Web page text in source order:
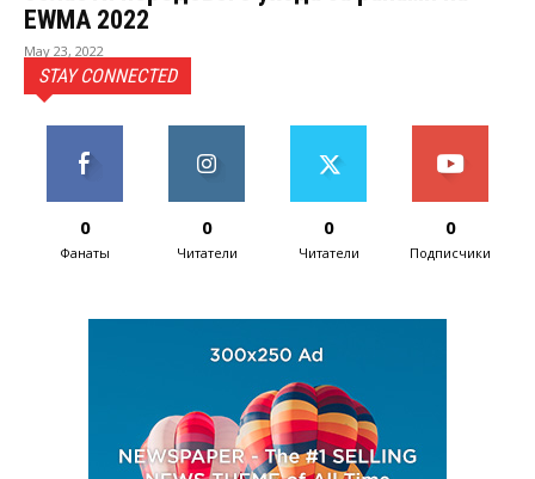
EWMA 2022
May 23, 2022
STAY CONNECTED
0
Фанаты
0
Читатели
0
Читатели
0
Подписчики